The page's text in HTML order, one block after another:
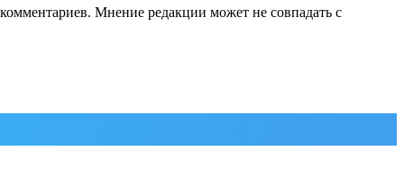
Мнение редакции может не совпадать с